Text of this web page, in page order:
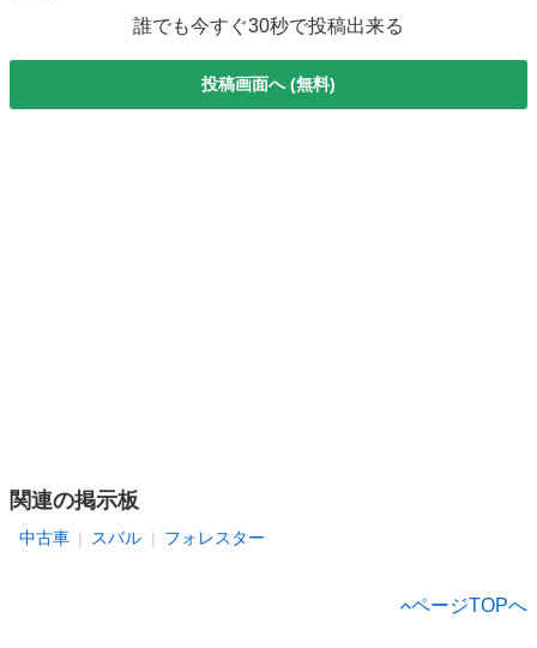
誰でも今すぐ30秒で投稿出来る
投稿画面へ (無料)
関連の掲示板
中古車 スバル フォレスター
ページTOPへ